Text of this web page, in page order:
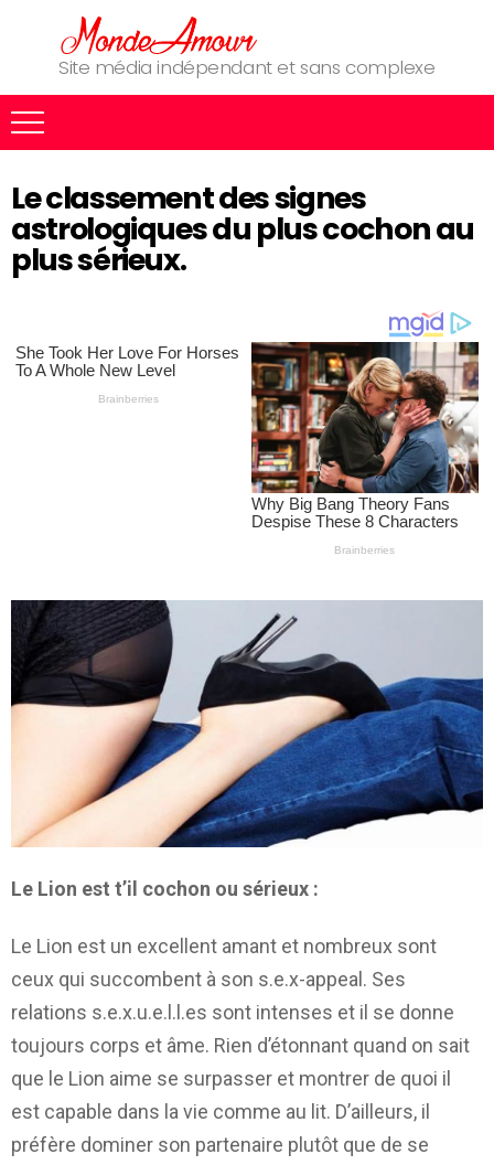
Site média indépendant et sans complexe
Le classement des signes
astrologiques du plus cochon au
plus sérieux.
Le Lion est t’il cochon ou sérieux :
Le Lion est un excellent amant et nombreux sont
ceux qui succombent à son s.e.x-appeal. Ses
relations s.e.x.u.e.l.l.es sont intenses et il se donne
toujours corps et âme. Rien d’étonnant quand on sait
que le Lion aime se surpasser et montrer de quoi il
est capable dans la vie comme au lit. D’ailleurs, il
préfère dominer son partenaire plutôt que de se